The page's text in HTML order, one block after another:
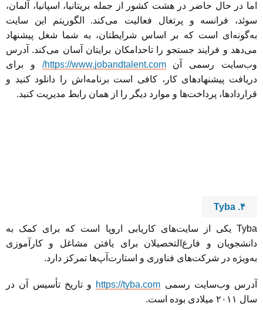
اما در حال حاضر در هشت کشور از جمله بریتانیا، اسپانیا، آلمان،
سوئد، فرانسه و پرتغال فعالیت می‌کند. الگوریتم این سایت
به‌گونه‌ای است که بر اساس شرایطتان، به شما شغل پیشنهاد
می‌دهد و فرایند جستجو را تاحدامکان برایتان آسان می‌کند. آدرس
وب‌سایت رسمی آنhttps://www.jobandtalent.com/
و برای
دریافت پیشنهادهای کار، کافی است برنامه‌اش را دانلود کنید و
قراردادها، پرداخت‌ها و موارد دیگر را از همان رابط مدیریت کنید.
۴. Tyba
Tyba یکی از سایت‌های کاریابی اروپا است که برای کمک به
دانشجویان و فارغ‌التحصیلان برای یافتن مشاغل و کارآموزی
به‌ویژه در شرکت‌های فناوری و استارت‌آپ‌ها تمرکز دارد.
آدرس وب‌سایت رسمی https://tyba.com و تاریخ تأسیس آن در
سال ۲۰۱۱ میلادی بوده است.